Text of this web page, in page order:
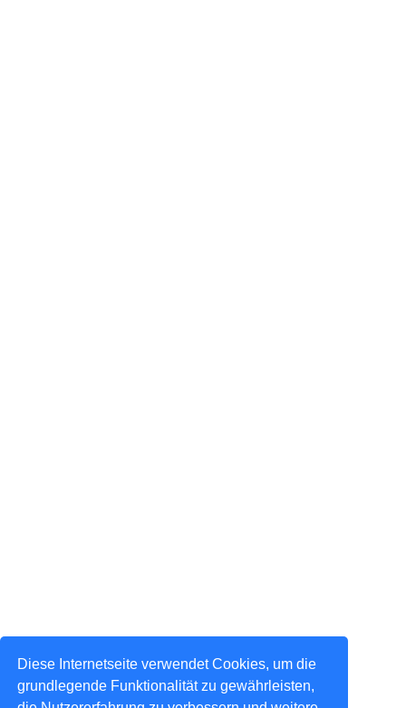
Diese Internetseite verwendet Cookies, um die
grundlegende Funktionalität zu gewährleisten,